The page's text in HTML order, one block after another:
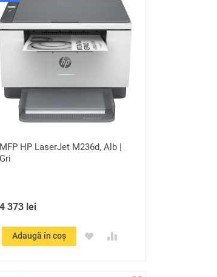
MFP HP LaserJet M236d, Alb |
Gri
4 373 lei
Adaugă în coș